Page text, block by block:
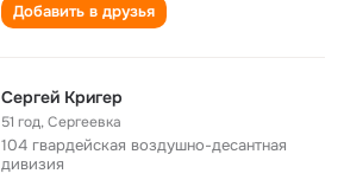
Добавить в друзья
Сергей Кригер
51 год,Сергеевка
104 гвардейская воздушно-десантная
дивизия